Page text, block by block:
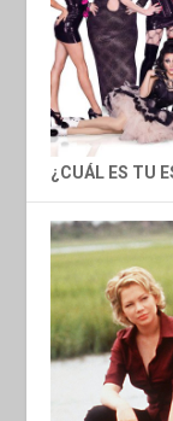
¿CUÁL ES TU